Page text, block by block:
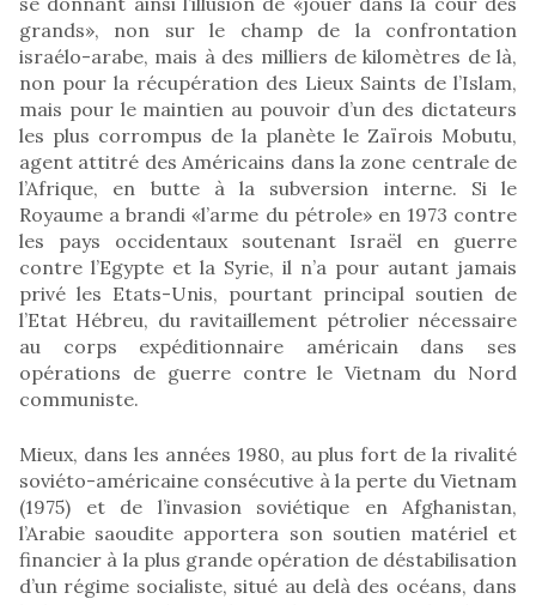
grands», non sur le champ de la confrontation
israélo-arabe, mais à des milliers de kilomètres de là,
non pour la récupération des Lieux Saints de l’Islam,
mais pour le maintien au pouvoir d’un des dictateurs
les plus corrompus de la planète le Zaïrois Mobutu,
agent attitré des Américains dans la zone centrale de
l’Afrique, en butte à la subversion interne. Si le
Royaume a brandi «l’arme du pétrole» en 1973 contre
les pays occidentaux soutenant Israël en guerre
contre l’Egypte et la Syrie, il n’a pour autant jamais
privé les Etats-Unis, pourtant principal soutien de
l’Etat Hébreu, du ravitaillement pétrolier nécessaire
au corps expéditionnaire américain dans ses
opérations de guerre contre le Vietnam du Nord
communiste.
Mieux, dans les années 1980, au plus fort de la rivalité
soviéto-américaine consécutive à la perte du Vietnam
(1975) et de l’invasion soviétique en Afghanistan,
l’Arabie saoudite apportera son soutien matériel et
financier à la plus grande opération de déstabilisation
d’un régime socialiste, situé au delà des océans, dans